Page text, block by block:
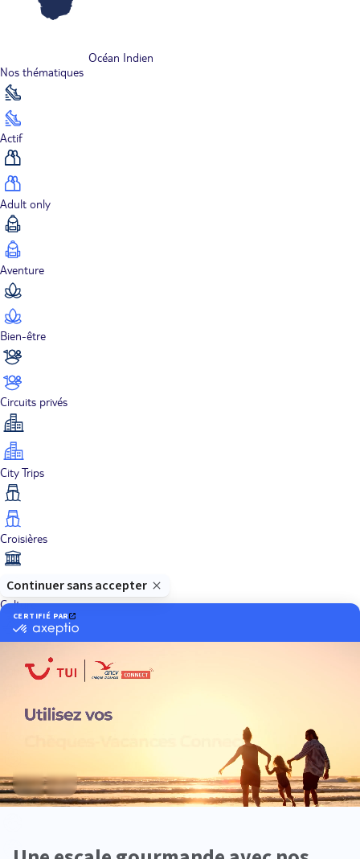
Océan Indien
Nos thématiques
Actif
Adult only
Aventure
Bien-être
Circuits privés
City Trips
Croisières
Culture
Dans les îles
En couple